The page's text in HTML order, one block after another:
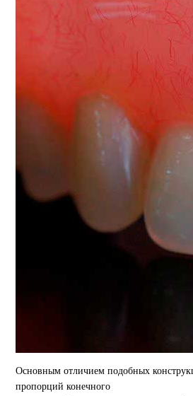
Основным отличием подобных
пропорций конечного